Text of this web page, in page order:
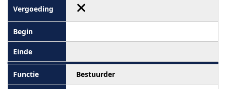
Bestuurder